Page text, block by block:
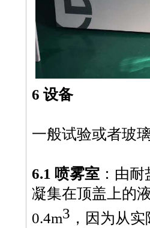
6 设备
一般试验或者玻
6.1 喷雾室 ：由
凝集在顶盖上的
0.4m3 ，因为从